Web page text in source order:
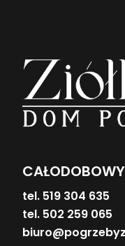
tel. 519 304 635
tel. 502 259 065